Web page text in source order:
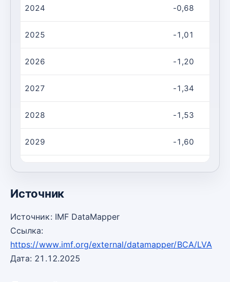
2024 -0,68
2025 -1,01
2026 -1,20
2027 -1,34
2028 -1,53
2029 -1,60
Источник
Источник: IMF DataMapper
Ссылка:
https://www.imf.org/external/datamapper/BCA/LVA
Дата: 21.12.2025